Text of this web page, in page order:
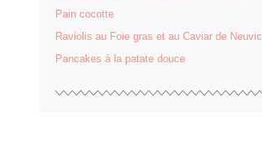
Pain cocotte
Raviolis au Foie gras et au Caviar de Neuvic
Pancakes à la patate douce